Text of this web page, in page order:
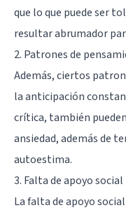
que lo que puede ser
resultar abrumador
2. Patrones de
Además, ciertos
la anticipación
crítica, también
ansiedad, además de
autoestima.
3. Falta de apoyo social
La falta de apoyo